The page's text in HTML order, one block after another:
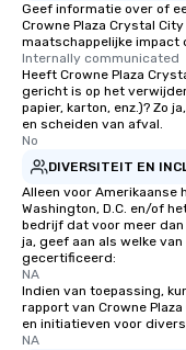
Geef informatie over of
Crowne Plaza Crystal
maatschappelijke impact
Internally communicated
Heeft Crowne Plaza
gericht is op het
papier, karton, enz.)? Zo
en scheiden van afval.
No
DIVERSITEIT EN
Alleen voor Amerikaanse
Washington, D.C. en/of
bedrijf dat voor meer dan
ja, geef aan als welke
gecertificeerd:
NA
Indien van toepassing,
rapport van Crowne
en initiatieven voor
NA